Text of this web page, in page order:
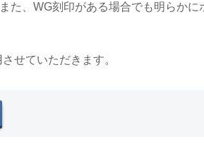
た、WG刻印がある場合でも明らか
せていただきます。